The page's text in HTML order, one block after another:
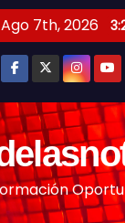
7th, 2026